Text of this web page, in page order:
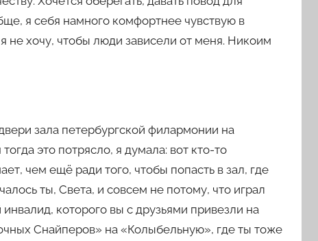
я себя намного комфортнее чувствую в
не хочу, чтобы люди зависели от меня. Никоим
зала петербургской филармонии на
это потрясло, я думала: вот кто-то
чем ещё ради того, чтобы попасть в зал, где
ты, Света, и совсем не потому, что играл
которого вы с друзьями привезли на
Снайперов» на «Колыбельную», где ты тоже